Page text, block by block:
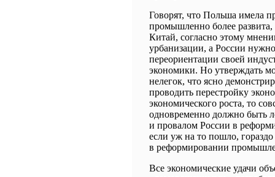
Говорят, что Польша имела
промышленно более
Китай, согласно этому
урбанизации, а России
переориентации своей
экономики. Но утверждать
нелегок, что ясно
проводить перестройку
экономического роста, то
одновременно должно быть
и провалом России в
если уж на то пошло, гораздо
в реформировании
Все экономические удачи